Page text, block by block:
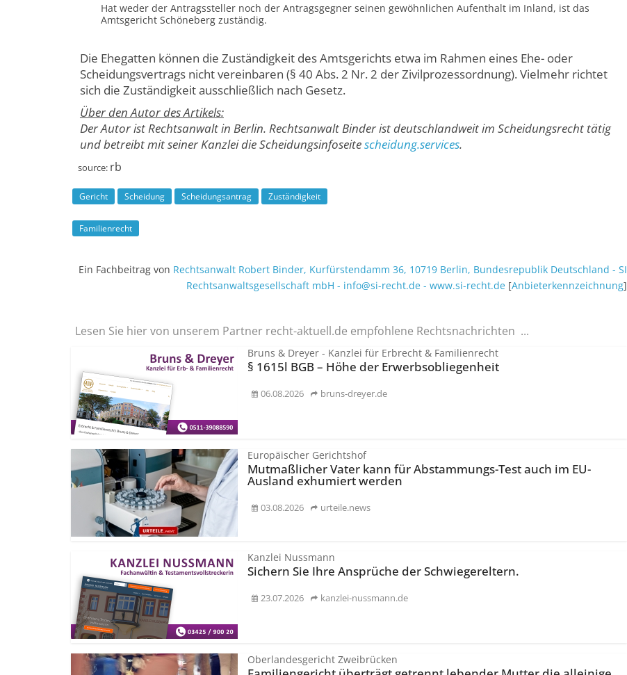
Hat weder der Antrags­steller noch der Antrags­gegner seinen gewöhnlichen Aufenthalt im Inland, ist das
Amtsgericht Schöneberg zuständig.
Die Ehegatten können die Zuständigkeit des Amts­gerichts etwa im Rahmen eines Ehe- oder
Scheidungs­vertrags nicht vereinbaren (§ 40 Abs. 2 Nr. 2 der Zivil­prozess­ordnung). Vielmehr richtet
sich die Zuständigkeit ausschließlich nach Gesetz.
Über den Autor des Artikels:
Der Autor ist Rechtsanwalt in Berlin. Rechtsanwalt Binder ist deutschland­weit im Scheidungs­recht tätig
und betreibt mit seiner Kanzlei die Scheidungs­info­seitescheidung.services.
source: rb
Gericht Scheidung Scheidungsantrag Zuständigkeit
Familienrecht
Ein Fachbeitrag von Rechtsanwalt Robert Binder, Kurfürstendamm 36, 10719 Berlin, Bundesrepublik Deutschland - SI
Rechtsanwalts­gesellschaft mbH - info@si-recht.de - www.si-recht.de [Anbieter­kenn­zeichnung]
Lesen Sie hier von unserem Partner recht-aktuell.de empfohlene Rechtsnachrichten ...
Bruns & Dreyer - Kanzlei für Erbrecht & Familienrecht
§ 1615l BGB – Höhe der Erwerbsobliegenheit
06.08.2026 bruns-dreyer.de
Europäischer Gerichtshof
Mutmaßlicher Vater kann für Abstammungs-Test auch im EU-
Ausland exhumiert werden
03.08.2026 urteile.news
Kanzlei Nussmann
Sichern Sie Ihre Ansprüche der Schwiegereltern.
23.07.2026 kanzlei-nussmann.de
Oberlandesgericht Zweibrücken